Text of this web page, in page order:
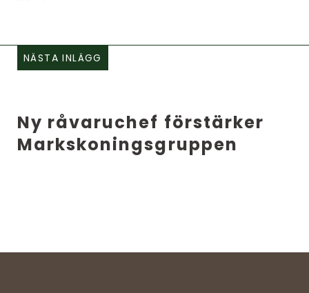
NÄSTA INLÄGG
Ny råvaruchef förstärker
Markskoningsgruppen